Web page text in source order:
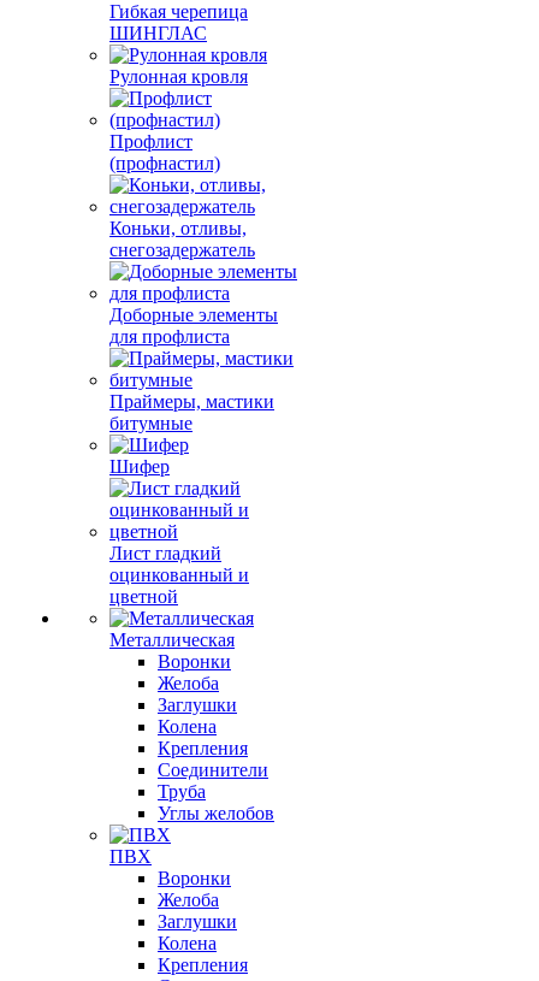
Гибкая черепица
ШИНГЛАС
Рулонная кровля
Профлист
(профнастил)
Коньки, отливы,
снегозадержатель
Доборные элементы
для профлиста
Праймеры, мастики
битумные
Шифер
Лист гладкий
оцинкованный и
цветной
Металлическая
Воронки
Желоба
Заглушки
Колена
Крепления
Соединители
Труба
Углы желобов
ПВХ
Воронки
Желоба
Заглушки
Колена
Крепления